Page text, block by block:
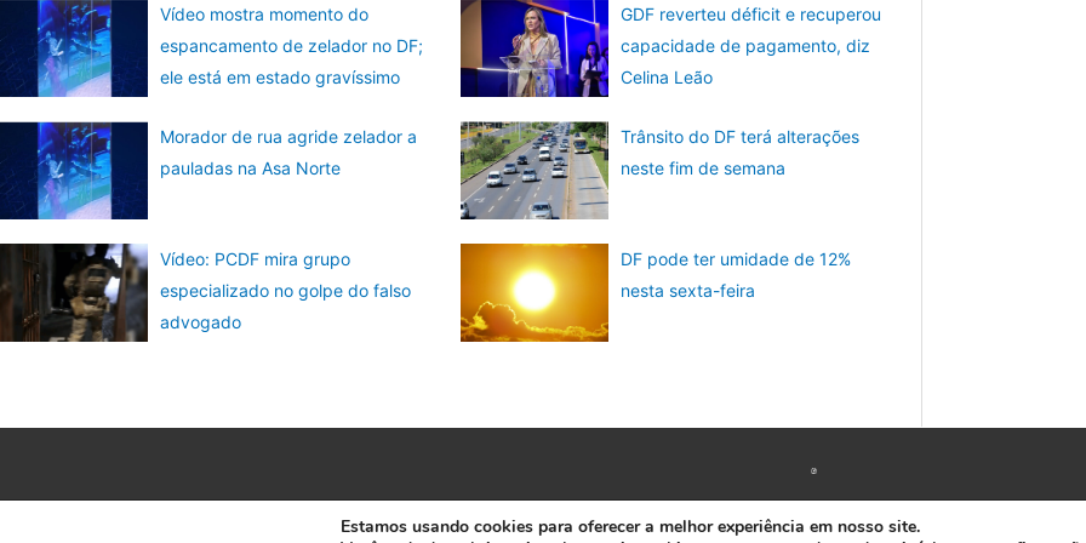
Vídeo mostra momento do
espancamento de zelador no DF;
ele está em estado gravíssimo
GDF reverteu déficit e recuperou
capacidade de pagamento, diz
Celina Leão
Morador de rua agride zelador a
pauladas na Asa Norte
Trânsito do DF terá alterações
neste fim de semana
Vídeo: PCDF mira grupo
especializado no golpe do falso
advogado
DF pode ter umidade de 12%
nesta sexta-feira
Copyright © 2026 www.ACORDA DF
Estamos usando cookies para oferecer a melhor experiência em nosso site.